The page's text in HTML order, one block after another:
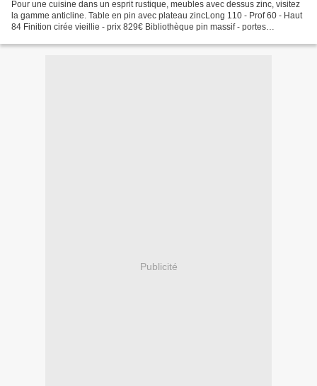
Pour une cuisine dans un esprit rustique, meubles avec dessus zinc, visitez
la gamme anticline. Table en pin avec plateau zincLong 110 - Prof 60 - Haut
84 Finition cirée vieillie - prix 829€ Bibliothèque pin massif - portes
Publicité